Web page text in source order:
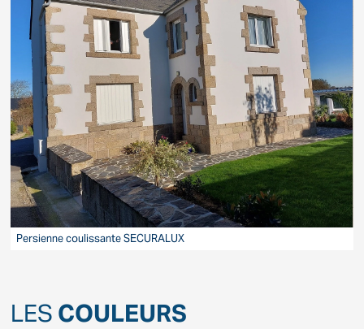
Persienne coulissante SECURALUX
LES COULEURS